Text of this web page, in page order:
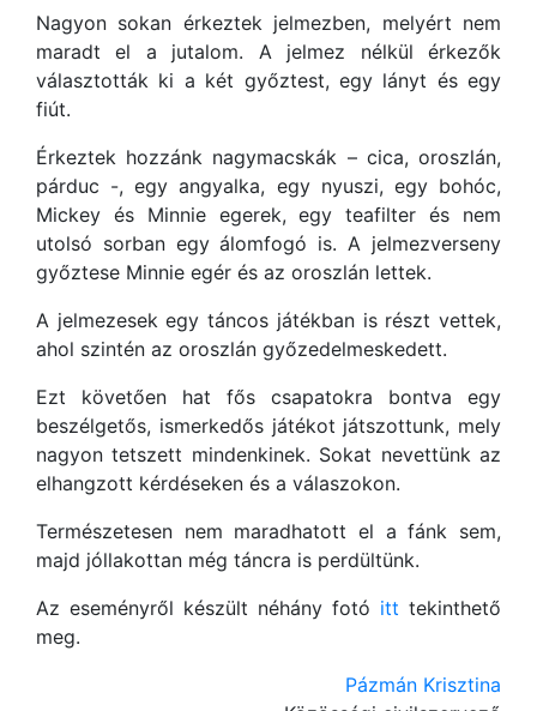
Nagyon sokan érkeztek jelmezben, melyért nem
maradt el a jutalom. A jelmez nélkül érkezők
választották ki a két győztest, egy lányt és egy
fiút.
Érkeztek hozzánk nagymacskák – cica, oroszlán,
párduc -, egy angyalka, egy nyuszi, egy bohóc,
Mickey és Minnie egerek, egy teafilter és nem
utolsó sorban egy álomfogó is. A jelmezverseny
győztese Minnie egér és az oroszlán lettek.
A jelmezesek egy táncos játékban is részt vettek,
ahol szintén az oroszlán győzedelmeskedett.
Ezt követően hat fős csapatokra bontva egy
beszélgetős, ismerkedős játékot játszottunk, mely
nagyon tetszett mindenkinek. Sokat nevettünk az
elhangzott kérdéseken és a válaszokon.
Természetesen nem maradhatott el a fánk sem,
majd jóllakottan még táncra is perdültünk.
Az eseményről készült néhány fotó itt tekinthető
meg.
Pázmán Krisztina